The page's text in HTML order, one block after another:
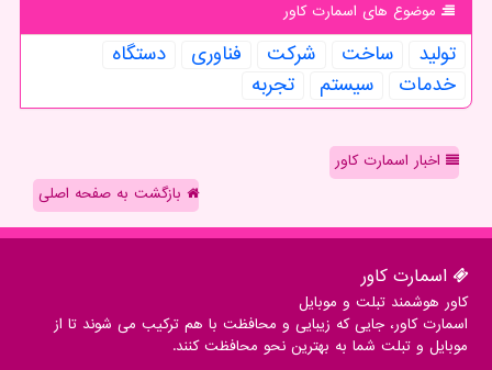
موضوع های اسمارت كاور
تولید ساخت شركت فناوری
دستگاه
خدمات
سیستم تجربه
اخبار اسمارت کاور
بازگشت به صفحه اصلی
اسمارت كاور
کاور هوشمند تبلت و موبایل
اسمارت کاور، جایی که زیبایی و محافظت با هم ترکیب می شوند تا از
موبایل و تبلت شما به بهترین نحو محافظت کنند.